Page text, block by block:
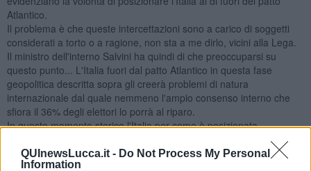
QUInewsLucca.it - Do Not Process My Personal
Information
Atlantico.
Il problema è che queste intercettazioni sono a carico di soggetti
considerati a torto o a ragione, non sta a me dirlo, vicini alla Lega.
Il ministro dell'interno Salvini ha quindi di che preoccuparsi su
questo punto... L'Italia fuori dal patto Atlantico in questa fase
geopolitica descritta sopra gli creerà problemi di natura
internazionale dal quale nemmeno l'ampio consenso interno che
sfiora il 36% degli elettori lo porrà al riparo.
In questo momento storico l'Italia per come è posizionata